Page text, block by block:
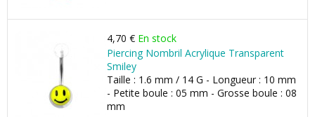
4,70 € En stock
Piercing Nombril Acrylique Transparent
Smiley
Taille : 1.6 mm / 14 G - Longueur : 10 mm
- Petite boule : 05 mm - Grosse boule : 08
mm